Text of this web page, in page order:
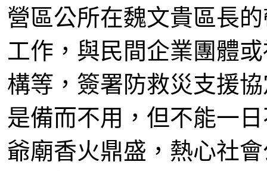
營區公所在魏文貴區長
工作，與民間企業團體
構等，簽署防救災支援
是備而不用，但不能一
爺廟香火鼎盛，熱心社